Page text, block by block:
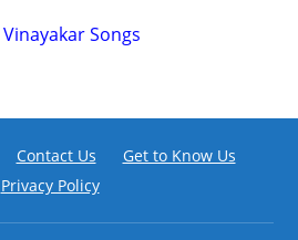
Songs
Contact Us
Get to Know Us
Privacy Policy